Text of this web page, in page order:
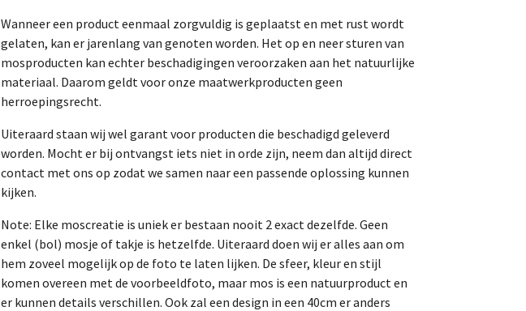
Wanneer een product eenmaal zorgvuldig is geplaatst en met rust wordt
gelaten, kan er jarenlang van genoten worden. Het op en neer sturen van
mosproducten kan echter beschadigingen veroorzaken aan het natuurlijke
materiaal. Daarom geldt voor onze maatwerkproducten geen
herroepingsrecht.
Uiteraard staan wij wel garant voor producten die beschadigd geleverd
worden. Mocht er bij ontvangst iets niet in orde zijn, neem dan altijd direct
contact met ons op zodat we samen naar een passende oplossing kunnen
kijken.
Note: Elke moscreatie is uniek er bestaan nooit 2 exact dezelfde. Geen
enkel (bol) mosje of takje is hetzelfde. Uiteraard doen wij er alles aan om
hem zoveel mogelijk op de foto te laten lijken. De sfeer, kleur en stijl
komen overeen met de voorbeeldfoto, maar mos is een natuurproduct en
er kunnen details verschillen. Ook zal een design in een 40cm er anders